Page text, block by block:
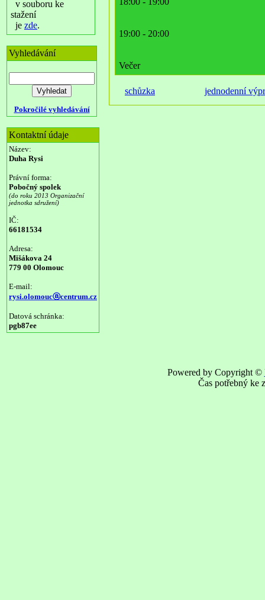
v souboru ke
stažení
je zde.
Vyhledávání
Pokročilé vyhledávání
Kontaktní údaje
Název:
Duha Rysi
Právní forma:
Pobočný spolek
(do roku 2013 Organizační
jednotka sdružení)
IČ:
66181534
Adresa:
Mišákova 24
779 00 Olomouc
E-mail:
rysi.olomoucⓐcentrum.cz
Datová schránka:
pgb87ee
19:00 - 20:00
Večer
schůzka jednodenní
Powered by Copyright ©
Čas potřebný ke